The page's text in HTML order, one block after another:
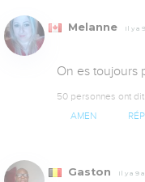
Melanne Il y a
On es toujours
50 personnes ont
AMEN
Gaston Il y a 9